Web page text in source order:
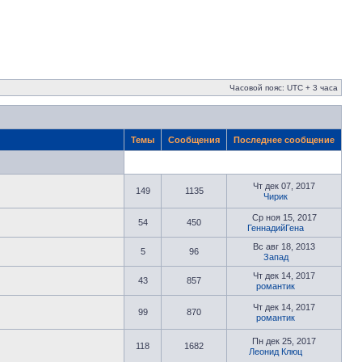
Часовой пояс: UTC + 3 часа
Темы Сообщения Последнее сообщение
149 1135
Чт дек 07, 2017
Чирик
54 450
Ср ноя 15, 2017
ГеннадийГена
5 96
Вс авг 18, 2013
Запад
43 857
Чт дек 14, 2017
романтик
99 870
Чт дек 14, 2017
романтик
118 1682
Пн дек 25, 2017
Леонид Клюц